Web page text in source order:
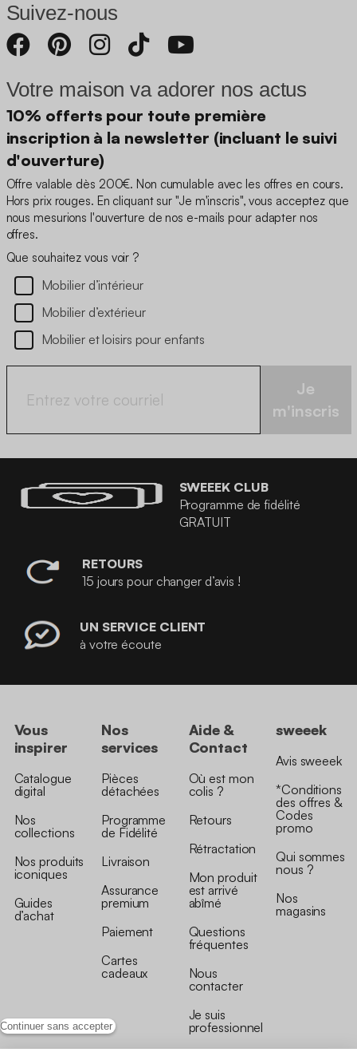
Continuer sans accepter
Suivez-nous
Votre maison va adorer nos actus
10% offerts pour toute première
inscription à la newsletter (incluant le suivi
d'ouverture)
Offre valable dès 200€. Non cumulable avec les offres en cours.
Hors prix rouges. En cliquant sur "Je m'inscris", vous acceptez que
nous mesurions l'ouverture de nos e-mails pour adapter nos
offres.
Que souhaitez vous voir ?
Mobilier d’intérieur
Mobilier d’extérieur
Mobilier et loisirs pour enfants
Je
m'inscris
SWEEEK CLUB
Programme de fidélité
GRATUIT
RETOURS
15 jours pour changer d’avis !
UN SERVICE CLIENT
à votre écoute
Vous
inspirer
Catalogue
digital
Nos
collections
Nos produits
iconiques
Guides
d’achat
Nos
services
Pièces
détachées
Programme
de Fidélité
Livraison
Assurance
premium
Paiement
Cartes
cadeaux
Aide &
Contact
Où est mon
colis ?
Retours
Rétractation
Mon produit
est arrivé
abîmé
Questions
fréquentes
Nous
contacter
Je suis
professionnel
sweeek
Avis sweeek
*Conditions
des offres &
Codes
promo
Qui sommes
nous ?
Nos
magasins